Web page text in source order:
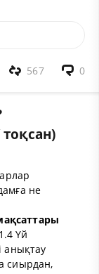
0
567
не
Үй
анықтау
сиырдан,